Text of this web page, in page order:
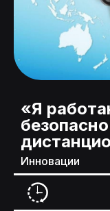
«Я
Инновации